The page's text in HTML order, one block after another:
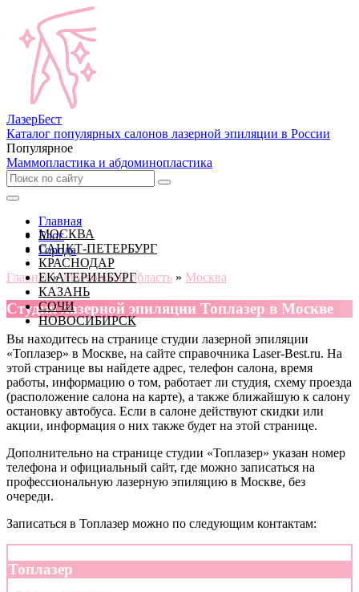
ЛазерБест
Каталог популярных салонов лазерной эпиляции в России
Популярное
Маммопластика и абдоминопластика
МОСКВА
САНКТ-ПЕТЕРБУРГ
КРАСНОДАР
ЕКАТЕРИНБУРГ
КАЗАНЬ
СОЧИ
НОВОСИБИРСК
Главная
Блог
Города
Главная » Московская область » Москва
Cтудия лазерной эпиляции Топлазер в Москве
Вы находитесь на странице студии лазерной эпиляции
«Топлазер» в Москве, на сайте справочника Laser-Best.ru. На
этой странице вы найдете адрес, телефон салона, время
работы, информацию о том, работает ли студия, схему проезда
(расположение салона на карте), а также ближайшую к салону
остановку автобуса. Если в салоне действуют скидки или
акции, информация о них также будет на этой странице.
Дополнительно на странице студии «Топлазер» указан номер
телефона и официальный сайт, где можно записаться на
профессиональную лазерную эпиляцию в Москве, без
очереди.
Записаться в Топлазер можно по следующим контактам:
Топлазер